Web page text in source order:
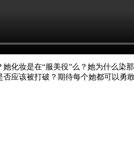
化妆是在“服美役”么？她为什么染
应该被打破？期待每个她都可以勇敢